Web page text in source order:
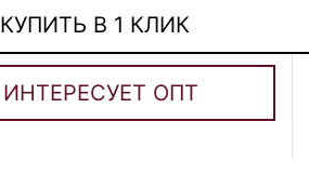
КУПИТЬ В 1 КЛИК